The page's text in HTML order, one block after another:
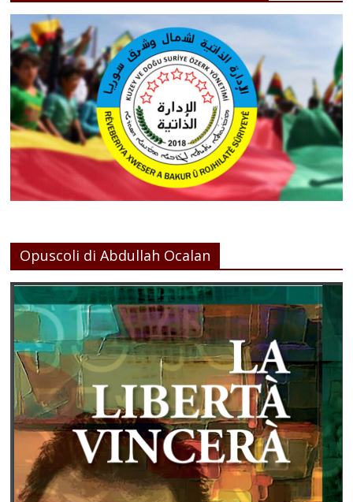
Opuscoli di Abdullah Ocalan